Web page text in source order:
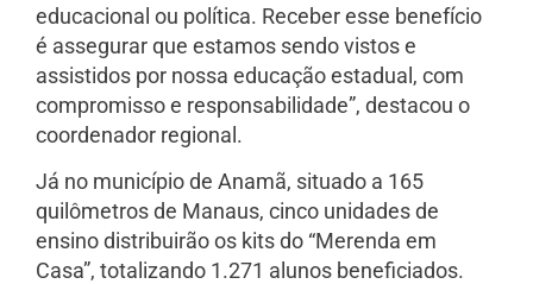
educacional ou política. Receber esse benefício
é assegurar que estamos sendo vistos e
assistidos por nossa educação estadual, com
compromisso e responsabilidade”, destacou o
coordenador regional.
Já no município de Anamã, situado a 165
quilômetros de Manaus, cinco unidades de
ensino distribuirão os kits do “Merenda em
Casa”, totalizando 1.271 alunos beneficiados.